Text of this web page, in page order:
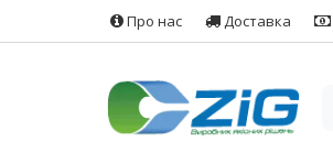
Про нас Доставка